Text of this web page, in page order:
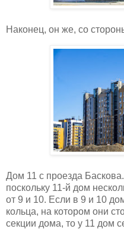
Наконец, он же, со
Дом 11 с проезда
поскольку 11-й дом
от 9 и 10. Если в 9 и 10
кольца, на котором они
секции дома, то у 11 дом